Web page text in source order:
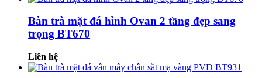
Bàn trà mặt đá hình Ovan 2 tầng đẹp sang
trọng BT670
Liên hệ